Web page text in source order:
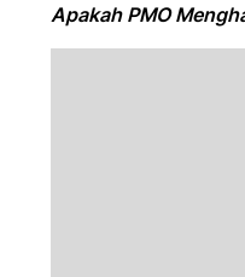
Apakah PMO